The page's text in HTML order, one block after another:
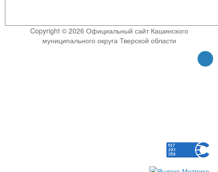
Copyright © 2026 Официальный сайт Кашинского
муниципального округа Тверской области